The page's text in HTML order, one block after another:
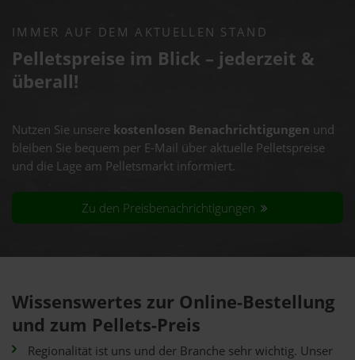
IMMER AUF DEM AKTUELLEN STAND
Pelletspreise im Blick – jederzeit &
überall!
Nutzen Sie unsere kostenlosen Benachrichtigungen und
bleiben Sie bequem per E-Mail über aktuelle Pelletspreise
und die Lage am Pelletsmarkt informiert.
Zu den Preisbenachrichtigungen
Wissenswertes zur Online-Bestellung
und zum Pellets-Preis
Regionalität ist uns und der Branche sehr wichtig. Unser